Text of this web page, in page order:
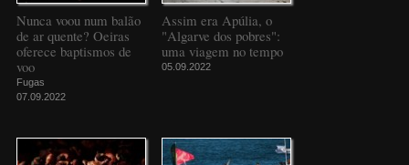
Nunca voou num balão
de ar quente? Oeiras
oferece baptismos de
voo
Fugas
07.09.2022
Assim era Apúlia, o
"Algarve dos pobres":
uma viagem no tempo
05.09.2022